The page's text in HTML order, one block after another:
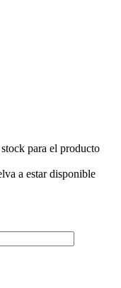
para el producto
a estar disponible